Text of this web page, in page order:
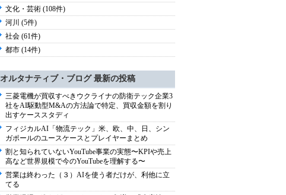
文化・芸術 (108件)
河川 (5件)
社会 (61件)
都市 (14件)
オルタナティブ・ブログ 最新の投稿
三菱電機が買収すべきウクライナの防衛テック企業3
社をAI駆動型M&Aの方法論で特定、買収金額を割り
出すケーススタディ
フィジカルAI「物流テック」米、欧、中、日、シン
ガポールのユースケースとプレイヤーまとめ
割と知られていないYouTube事業の実態〜KPIや売上
高など世界規模で今のYouTubeを理解する〜
営業は終わった（３）AIを使う者だけが、利他に立
てる